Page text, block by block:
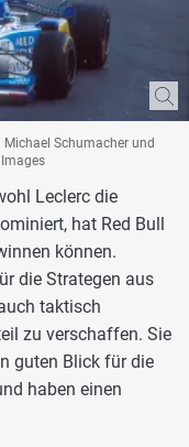
Schumacher und
Leclerc die
hat Red Bull
können.
die Strategen aus
taktisch
zu verschaffen. Sie
guten Blick für die
haben einen